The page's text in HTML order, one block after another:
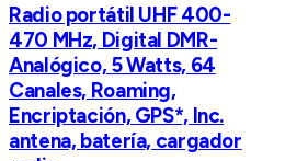
Radio portátil UHF 400-
470 MHz, Digital DMR-
Analógico, 5 Watts, 64
Canales, Roaming,
Encriptación, GPS*, Inc.
antena, batería, cargador